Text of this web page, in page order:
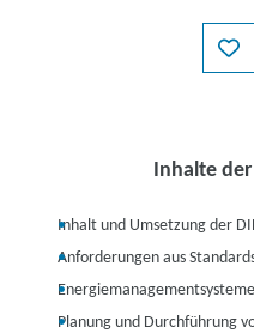
Inhalte
Inhalt und Umsetzung der
Anforderungen aus
Planung und Durchführung